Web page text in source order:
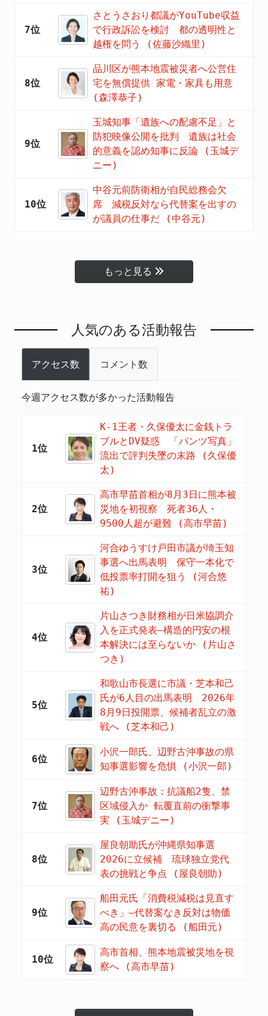
7位
さとうさおり都議がYouTube収益
で行政訴訟を検討 都の透明性と
越権を問う (佐藤沙織里)
8位
品川区が熊本地震被災者へ公営住
宅を無償提供 家電・家具も用意
(森澤恭子)
9位
玉城知事「遺族への配慮不足」と
防犯映像公開を批判 遺族は社会
的意義を認め知事に反論 (玉城デ
ニー)
10位
中谷元前防衛相が自民総務会欠
席 減税反対なら代替案を出すの
が議員の仕事だ (中谷元)
もっと見る
人気のある活動報告
アクセス数 コメント数
今週アクセス数が多かった活動報告
1位
K-1王者・久保優太に金銭トラ
ブルとDV疑惑 「パンツ写真」
流出で評判失墜の末路 (久保優
太)
2位
高市早苗首相が8月3日に熊本被
災地を初視察 死者36人・
9500人超が避難 (高市早苗)
3位
河合ゆうすけ戸田市議が埼玉知
事選へ出馬表明 保守一本化で
低投票率打開を狙う (河合悠
祐)
4位
片山さつき財務相が日米協調介
入を正式発表―構造的円安の根
本解決には至らないか (片山さ
つき)
5位
和歌山市長選に市議・芝本和己
氏が6人目の出馬表明 2026年
8月9日投開票、候補者乱立の激
戦へ (芝本和己)
6位
小沢一郎氏、辺野古沖事故の県
知事選影響を危惧 (小沢一郎)
7位
辺野古沖事故：抗議船2隻、禁
区域侵入か 転覆直前の衝撃事
実 (玉城デニー)
8位
屋良朝助氏が沖縄県知事選
2026に立候補 琉球独立党代
表の挑戦と争点 (屋良朝助)
9位
船田元氏「消費税減税は見直す
べき」―代替案なき反対は物価
高の民意を裏切る (船田元)
10位
高市首相、熊本地震被災地を視
察へ (高市早苗)